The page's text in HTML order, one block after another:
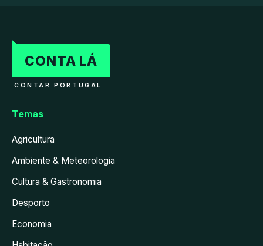
CONTA LÁ
CONTAR PORTUGAL
Temas
Agricultura
Ambiente & Meteorologia
Cultura & Gastronomia
Desporto
Economia